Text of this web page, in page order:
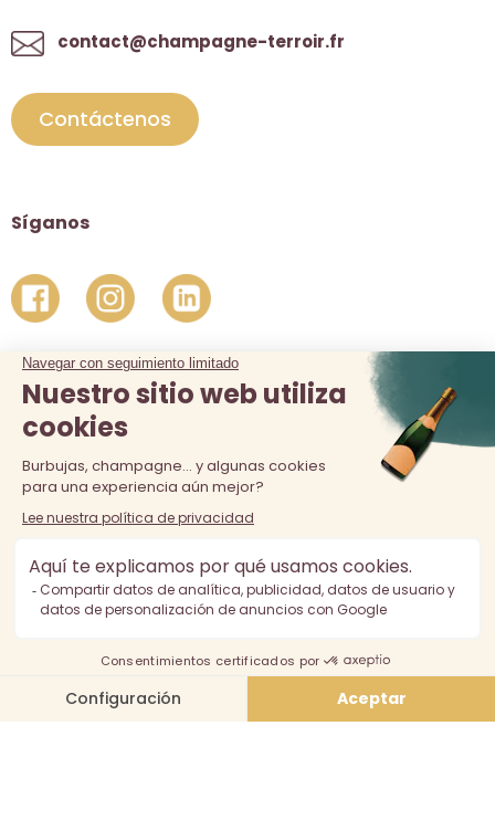
contact@champagne-terroir.fr
Contáctenos
Síganos
La venta de alcohol está prohibida a los menores de 18 años.
El consumo excesivo de alcohol es perjudicial para la salud,